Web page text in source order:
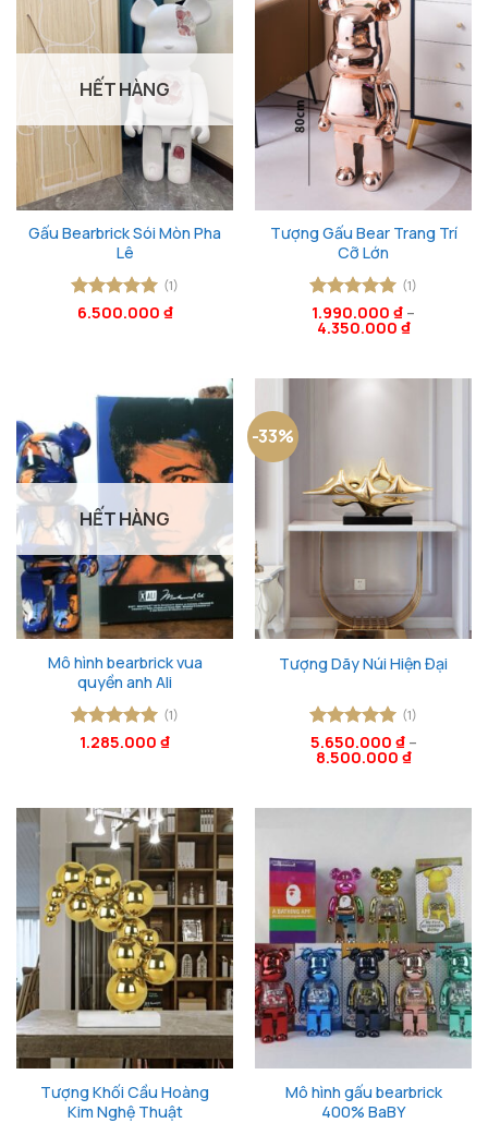
HẾT HÀNG
Gấu Bearbrick Sói Mòn Pha
Lê
Được xếp
(1)
6.500.000 ₫
Tượng Gấu Bear Trang Trí
Cỡ Lớn
Được xếp
hạng55
(1)
1.990.000 ₫ –
4.350.000 ₫
HẾT HÀNG
Mô hình bearbrick vua
quyền anh Ali
Được xếp
(1)
1.285.000 ₫
-33%
Tượng Dãy Núi Hiện Đại
Được xếp
hạng55
(1)
5.650.000 ₫–
8.500.000 ₫
Tượng Khối Cầu Hoàng
Kim Nghệ Thuật
Mô hình gấu bearbrick
400% BaBY